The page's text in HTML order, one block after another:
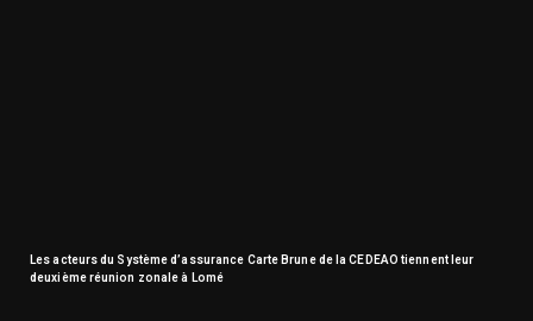
Les acteurs du Système d’assurance Carte Brune de la CEDEAO tiennent leur
deuxième réunion zonale à Lomé